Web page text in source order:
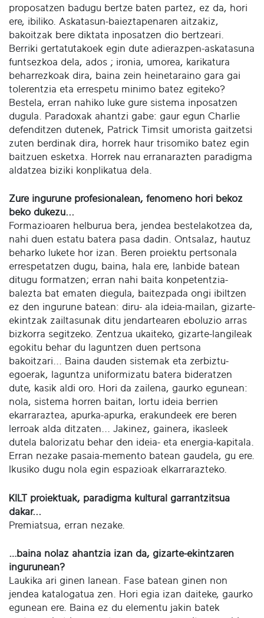
proposatzen badugu bertze baten partez, ez da, hori
ere, ibiliko. Askatasun-baieztapenaren aitzakiz,
bakoitzak bere diktata inposatzen dio bertzeari.
Berriki gertatutakoek egin dute adierazpen-askatasuna
funtsezkoa dela, ados ; ironia, umorea, karikatura
beharrezkoak dira, baina zein heinetaraino gara gai
tolerentzia eta errespetu minimo batez egiteko?
Bestela, erran nahiko luke gure sistema inposatzen
dugula. Paradoxak ahantzi gabe: gaur egun Charlie
defenditzen dutenek, Patrick Timsit umorista gaitzetsi
zuten berdinak dira, horrek haur trisomiko batez egin
baitzuen esketxa. Horrek nau erranarazten paradigma
aldatzea biziki konplikatua dela.
Zure ingurune profesionalean, fenomeno hori bekoz
beko dukezu...
Formazioaren helburua bera, jendea bestelakotzea da,
nahi duen estatu batera pasa dadin. Ontsalaz, hautuz
beharko lukete hor izan. Beren proiektu pertsonala
errespetatzen dugu, baina, hala ere, lanbide batean
ditugu formatzen; erran nahi baita konpetentzia-
balezta bat ematen diegula, baitezpada ongi ibiltzen
ez den ingurune batean: diru- ala ideia-mailan, gizarte-
ekintzak zailtasunak ditu jendartearen eboluzio arras
bizkorra segitzeko. Zentzua ukaiteko, gizarte-langileak
egokitu behar du laguntzen duen pertsona
bakoitzari... Baina dauden sistemak eta zerbiztu-
egoerak, laguntza uniformizatu batera bideratzen
dute, kasik aldi oro. Hori da zailena, gaurko egunean:
nola, sistema horren baitan, lortu ideia berrien
ekarraraztea, apurka-apurka, erakundeek ere beren
lerroak alda ditzaten... Jakinez, gainera, ikasleek
dutela balorizatu behar den ideia- eta energia-kapitala.
Erran nezake pasaia-memento batean gaudela, gu ere.
Ikusiko dugu nola egin espazioak elkarrarazteko.
KILT proiektuak, paradigma kultural garrantzitsua
dakar...
Premiatsua, erran nezake.
…baina nolaz ahantzia izan da, gizarte-ekintzaren
ingurunean?
Laukika ari ginen lanean. Fase batean ginen non
jendea katalogatua zen. Hori egia izan daiteke, gaurko
egunean ere. Baina ez du elementu jakin batek